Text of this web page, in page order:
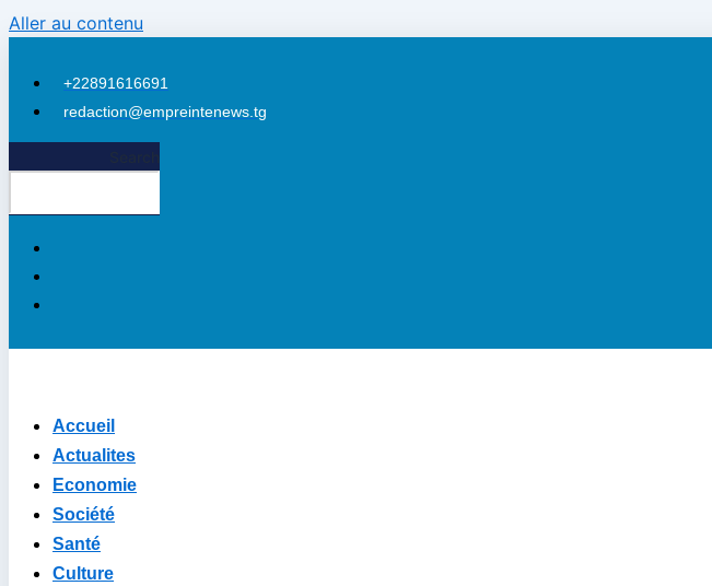
Aller au contenu
+22891616691
redaction@empreintenews.tg
Accueil
Actualites
Economie
Société
Santé
Culture